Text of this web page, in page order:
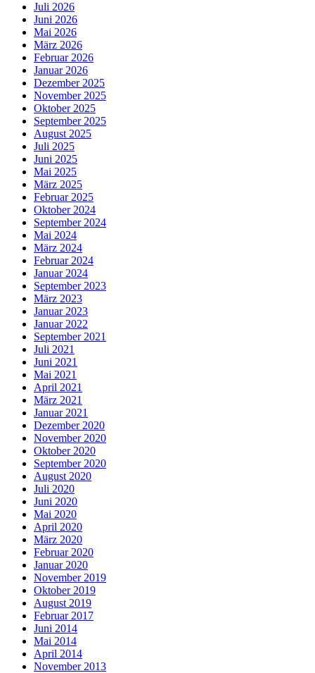
Juli 2026
Juni 2026
Mai 2026
März 2026
Februar 2026
Januar 2026
Dezember 2025
November 2025
Oktober 2025
September 2025
August 2025
Juli 2025
Juni 2025
Mai 2025
März 2025
Februar 2025
Oktober 2024
September 2024
Mai 2024
März 2024
Februar 2024
Januar 2024
September 2023
März 2023
Januar 2023
Januar 2022
September 2021
Juli 2021
Juni 2021
Mai 2021
April 2021
März 2021
Januar 2021
Dezember 2020
November 2020
Oktober 2020
September 2020
August 2020
Juli 2020
Juni 2020
Mai 2020
April 2020
März 2020
Februar 2020
Januar 2020
November 2019
Oktober 2019
August 2019
Februar 2017
Juni 2014
Mai 2014
April 2014
November 2013